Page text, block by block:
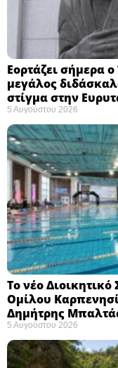
Εορτάζει σήμερα
μεγάλος
στίγμα στην
5 Αυγούστου 2026
Το νέο
Ομίλου
Δημήτρης
5 Αυγούστου 2026